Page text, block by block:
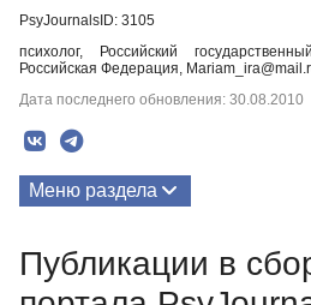
PsyJournalsID: 3105
психолог, Российский
Российская Федерация,
Дата последнего обновления: 30.08.2010
Меню раздела
Публикации в